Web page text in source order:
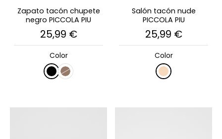
Zapato tacón chupete
negro PICCOLA PIU
25,99 €
Color
Salón tacón nude
PICCOLA PIU
25,99 €
Color